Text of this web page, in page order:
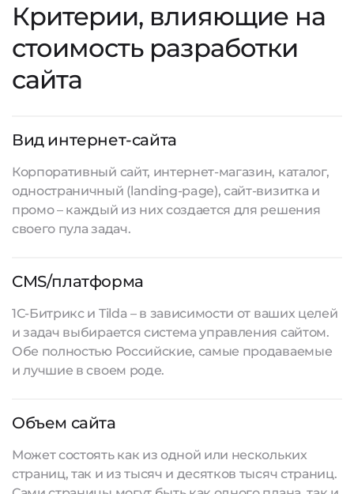
Критерии, влияющие на
стоимость разработки
сайта
Вид интернет-сайта
Корпоративный сайт, интернет-магазин, каталог,
одностраничный (landing-page), сайт-визитка и
промо – каждый из них создается для решения
своего пула задач.
CMS/платформа
1С-Битрикс и Tilda – в зависимости от ваших целей
и задач выбирается система управления сайтом.
Обе полностью Российские, самые продаваемые
и лучшие в своем роде.
Объем сайта
Может состоять как из одной или нескольких
страниц, так и из тысяч и десятков тысяч страниц.